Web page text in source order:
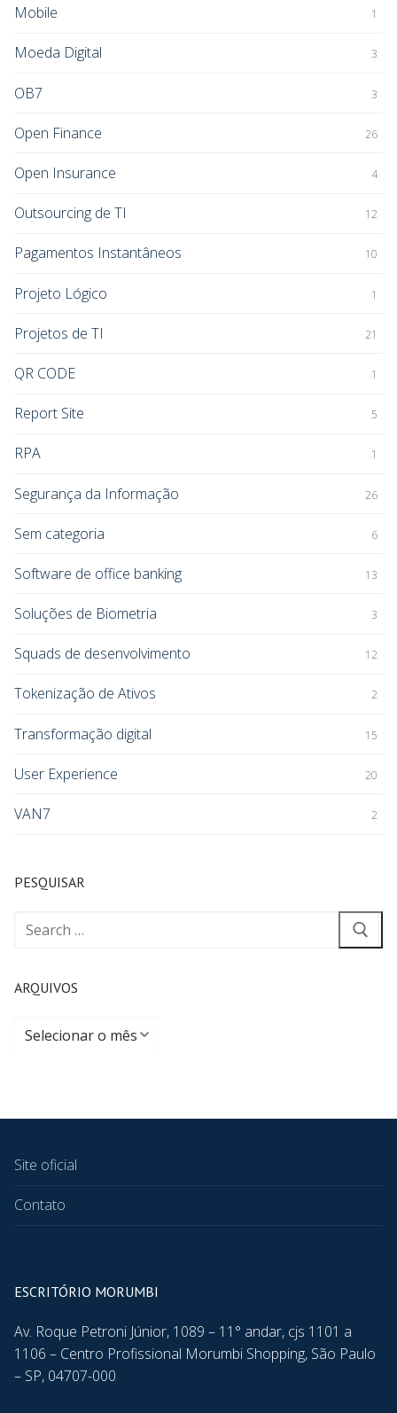
Mobile 1
Moeda Digital 3
OB7 3
Open Finance 26
Open Insurance 4
Outsourcing de TI 12
Pagamentos Instantâneos 10
Projeto Lógico 1
Projetos de TI 21
QR CODE 1
Report Site 5
RPA 1
Segurança da Informação 26
Sem categoria 6
Software de office banking 13
Soluções de Biometria 3
Squads de desenvolvimento 12
Tokenização de Ativos 2
Transformação digital 15
User Experience 20
VAN7 2
PESQUISAR
ARQUIVOS
Site oficial
Contato
ESCRITÓRIO MORUMBI
Av. Roque Petroni Júnior, 1089 – 11° andar, cjs 1101 a
1106 – Centro Profissional Morumbi Shopping, São Paulo
– SP, 04707-000